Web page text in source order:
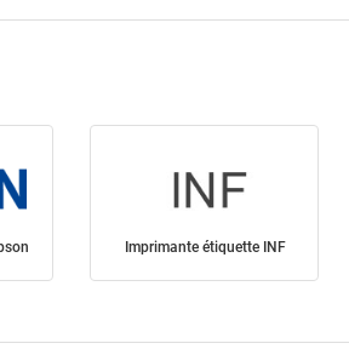
Imprimante étiquette INF